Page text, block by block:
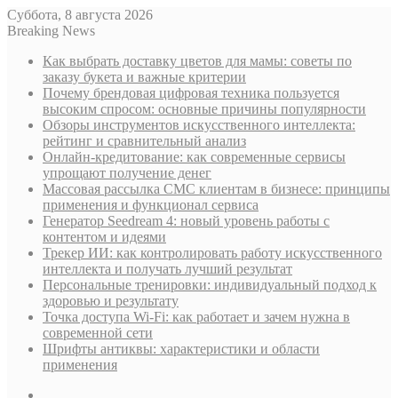
Суббота, 8 августа 2026
Breaking News
Как выбрать доставку цветов для мамы: советы по
заказу букета и важные критерии
Почему брендовая цифровая техника пользуется
высоким спросом: основные причины популярности
Обзоры инструментов искусственного интеллекта:
рейтинг и сравнительный анализ
Онлайн-кредитование: как современные сервисы
упрощают получение денег
Массовая рассылка СМС клиентам в бизнесе: принципы
применения и функционал сервиса
Генератор Seedream 4: новый уровень работы с
контентом и идеями
Трекер ИИ: как контролировать работу искусственного
интеллекта и получать лучший результат
Персональные тренировки: индивидуальный подход к
здоровью и результату
Точка доступа Wi-Fi: как работает и зачем нужна в
современной сети
Шрифты антиквы: характеристики и области
применения